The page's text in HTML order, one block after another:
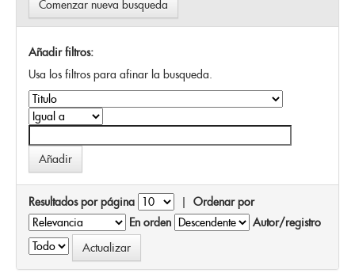
Comenzar nueva busqueda
Añadir filtros:
Usa los filtros para afinar la busqueda.
Resultados por página | Ordenar por
En orden
Autor/registro